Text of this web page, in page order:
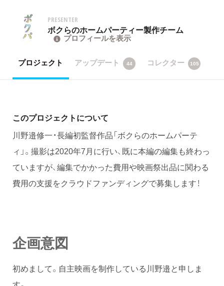
PRESENTER
ボクらのホームパーティー製作チーム
プロフィールを表示
プロジェクト アップデート 44 コレクター 105
このプロジェクトについて
川野邉修一・長編初監督作品「ボクらのホームパーテ
ィ」。撮影は2020年7月に行い、既に本編の編集も終わっ
ていますが、編集でかかった費用や映画祭出品に関わる
費用の支援をクラウドファンディングで募集します！
企画意図
初めまして。自主映画を制作している川野邉と申しま